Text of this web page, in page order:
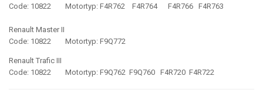
Code: 10822 Motortyp: F4R762 F4R764 F4R766 F4R763
Renault Master II
Code: 10822 Motortyp: F9Q772
Renault Trafic III
Code: 10822 Motortyp: F9Q762 F9Q760 F4R720 F4R722